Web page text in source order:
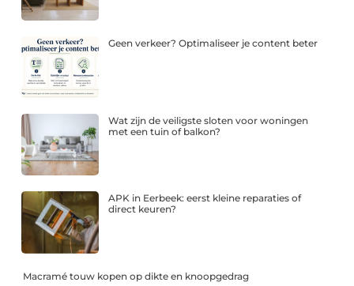
Geen verkeer? Optimaliseer je content beter
Wat zijn de veiligste sloten voor woningen
met een tuin of balkon?
APK in Eerbeek: eerst kleine reparaties of
direct keuren?
Macramé touw kopen op dikte en knoopgedrag